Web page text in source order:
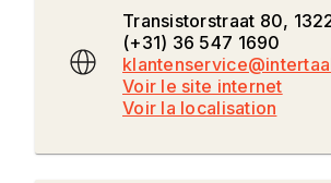
Transistorstraat 80,
(+31) 36 547 1690
Voir le site internet
Voir la localisation